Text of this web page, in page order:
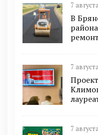
7
В
7
7